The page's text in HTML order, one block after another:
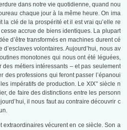
dans notre vie quotidienne, quand nou
chaque jour à la même heure. On ima
clé de la prospérité et il est vrai qu’elle re
accrue de biens identiques. La plupart
d’être transformés en machines durent cé
volontaires. Aujourd’hui, nous av
monotones qui nous ont été léguées,
métiers intéressants – et pas seulement
des professions qui feront passer l’épanoui
impératifs de production. Le XIX° siècle n
de faire des distinctions entre les personn
il nous faut au contraire découvrir c
extraordinaires vécurent en ce siècle. Son a